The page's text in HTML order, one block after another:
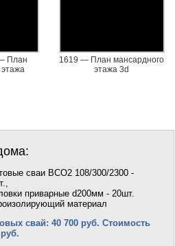
План
1619 — План мансардного
этажа 3d
сваи ВСО2 108/300/2300 -
приварные d200мм - 20шт.
материал
свай: 40 700 руб. Стоимость